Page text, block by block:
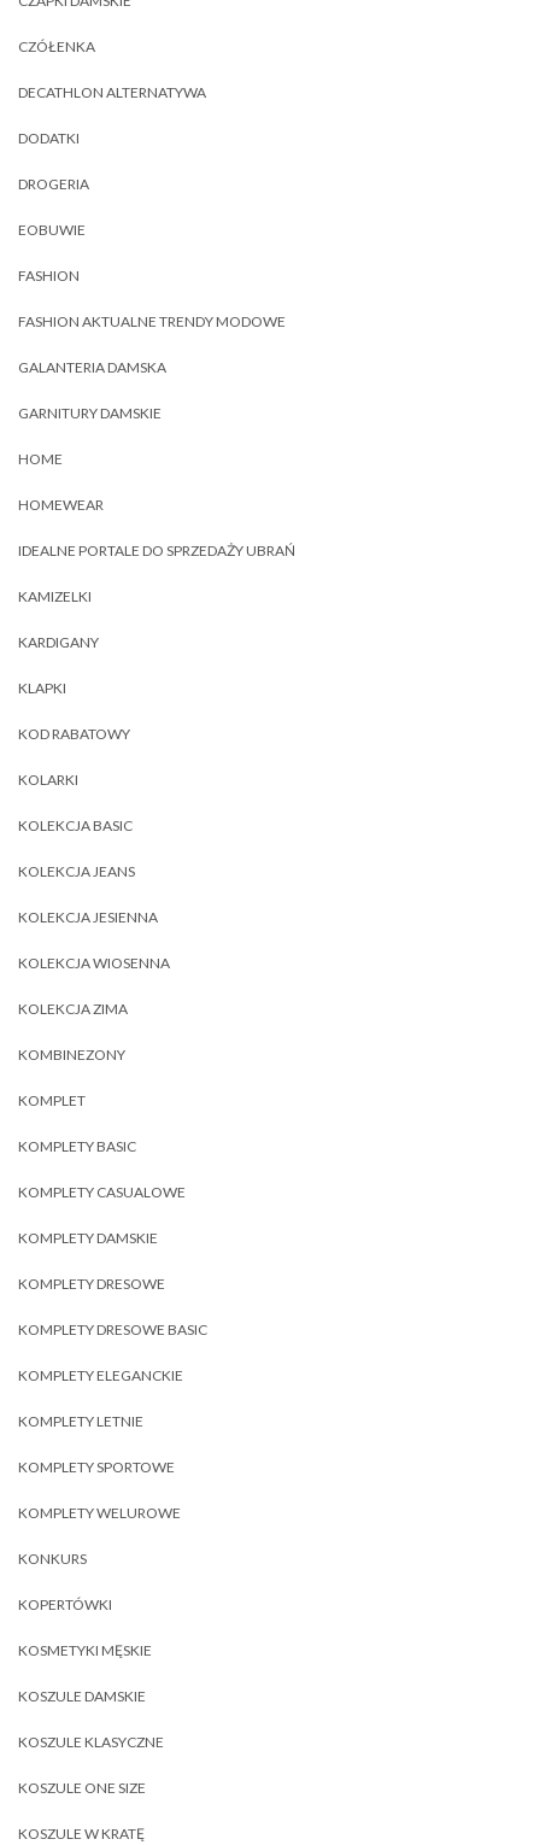
CZÓŁENKA
DECATHLON ALTERNATYWA
DODATKI
DROGERIA
EOBUWIE
FASHION
FASHION AKTUALNE TRENDY MODOWE
GALANTERIA DAMSKA
GARNITURY DAMSKIE
HOME
HOMEWEAR
IDEALNE PORTALE DO SPRZEDAŻY UBRAŃ
KAMIZELKI
KARDIGANY
KLAPKI
KOD RABATOWY
KOLARKI
KOLEKCJA BASIC
KOLEKCJA JEANS
KOLEKCJA JESIENNA
KOLEKCJA WIOSENNA
KOLEKCJA ZIMA
KOMBINEZONY
KOMPLET
KOMPLETY BASIC
KOMPLETY CASUALOWE
KOMPLETY DAMSKIE
KOMPLETY DRESOWE
KOMPLETY DRESOWE BASIC
KOMPLETY ELEGANCKIE
KOMPLETY LETNIE
KOMPLETY SPORTOWE
KOMPLETY WELUROWE
KONKURS
KOPERTÓWKI
KOSMETYKI MĘSKIE
KOSZULE DAMSKIE
KOSZULE KLASYCZNE
KOSZULE ONE SIZE
KOSZULE W KRATĘ